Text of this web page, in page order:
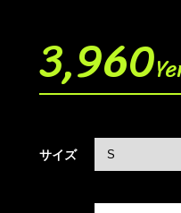
3,960
サイズ